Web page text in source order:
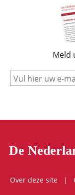
Meld
De
Over deze site